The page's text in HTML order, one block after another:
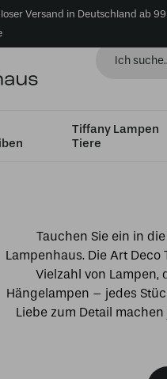
Versand in Deutschland ab
Tiffany Lampen
Tiere
Deco Trade
Tauchen Sie ein in
Lampenhaus. Die Art
Vielzahl von Lampen,
Hängelampen – jedes
Liebe zum Detail